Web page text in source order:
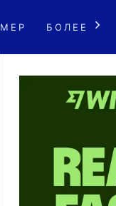
БОЛЕЕ